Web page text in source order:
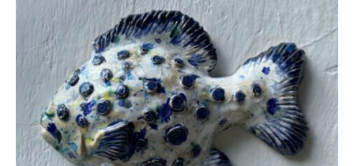
Kontakt
Deutsch